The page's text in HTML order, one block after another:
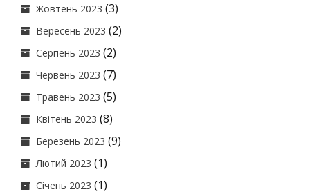
Жовтень 2023 (3)
Вересень 2023 (2)
Серпень 2023 (2)
Червень 2023 (7)
Травень 2023 (5)
Квітень 2023 (8)
Березень 2023 (9)
Лютий 2023 (1)
Січень 2023 (1)